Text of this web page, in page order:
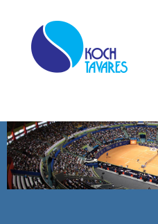
História
Áreas de Atuação